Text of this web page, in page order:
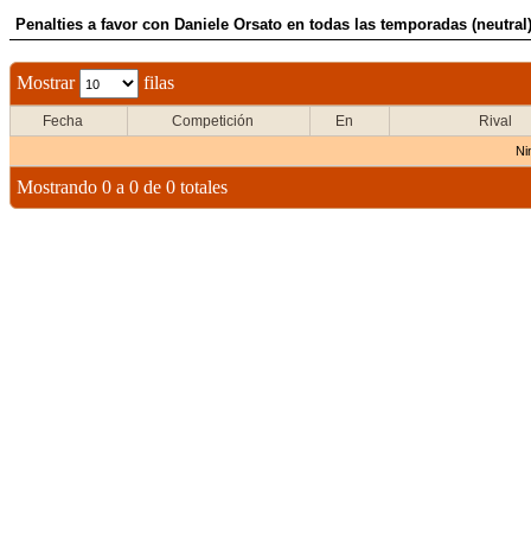
Penalties a favor con Daniele Orsato en todas las temporadas (neutral)
Mostrar filas
Fecha Competición En Rival
Mostrando 0 a 0 de 0 totales